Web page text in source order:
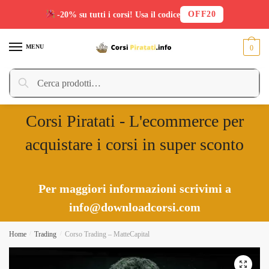
MENU
Cerca:
Cerca
0
Corsi Piratati - L'ecommerce per
acquistare i corsi in super sconto
Per maggiori informazioni scrivimi a
info@downloadcorsi.com
Home Trading Corso Trading – MatteCapital
-20% su tutti i corsi! Usa il codice OFF20